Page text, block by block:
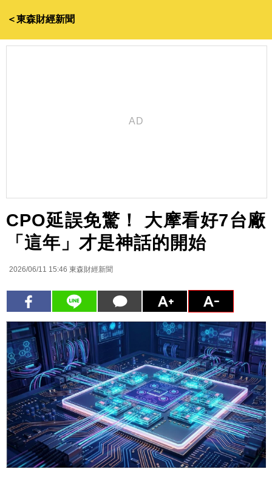
＜東森財經新聞
CPO延誤免驚！ 大摩看好7台廠
「這年」才是神話的開始
2026/06/11 15:46 東森財經新聞